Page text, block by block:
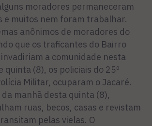
moradores permaneceram
e muitos nem foram trabalhar.
anônimos de moradores do
que os traficantes do Bairro
a comunidade nesta
quinta (8), os policiais do 25º
Militar, ocuparam o Jacaré.
manhã desta quinta (8),
ruas, becos, casas e revistam
pelas vielas. O